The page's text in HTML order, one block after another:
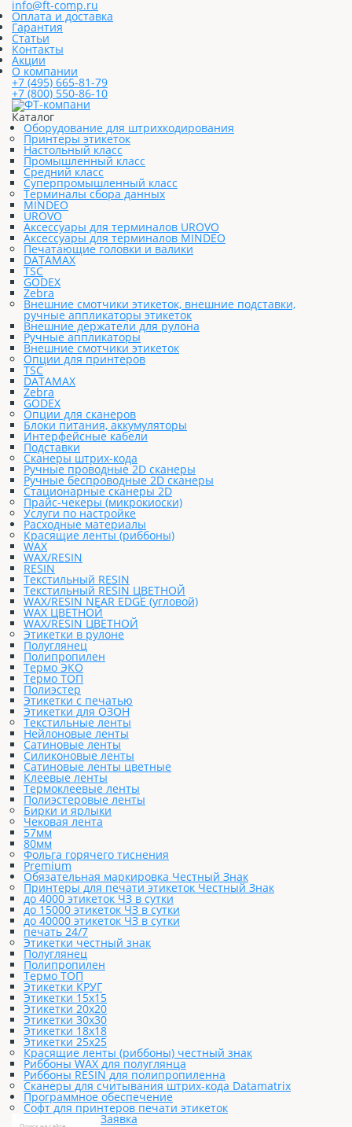
info@ft-comp.ru
Оплата и доставка
Гарантия
Статьи
Контакты
Акции
О компании
+7 (495) 665-81-79
+7 (800) 550-86-10
Каталог
Оборудование для штрихкодирования
Принтеры этикеток
Настольный класс
Промышленный класс
Средний класс
Суперпромышленный класс
Терминалы сбора данных
MINDEO
UROVO
Аксессуары для терминалов UROVO
Аксессуары для терминалов MINDEO
Печатающие головки и валики
DATAMAX
TSC
GODEX
Zebra
Внешние смотчики этикеток, внешние подставки,
ручные аппликаторы этикеток
Внешние держатели для рулона
Ручные аппликаторы
Внешние смотчики этикеток
Опции для принтеров
TSC
DATAMAX
Zebra
GODEX
Опции для сканеров
Блоки питания, аккумуляторы
Интерфейсные кабели
Подставки
Сканеры штрих-кода
Ручные проводные 2D сканеры
Ручные беспроводные 2D сканеры
Стационарные сканеры 2D
Прайс-чекеры (микрокиоски)
Услуги по настройке
Расходные материалы
Красящие ленты (риббоны)
WAX
WAX/RESIN
RESIN
Текстильный RESIN
Текстильный RESIN ЦВЕТНОЙ
WAX/RESIN NEAR EDGE (угловой)
WAX ЦВЕТНОЙ
WAX/RESIN ЦВЕТНОЙ
Этикетки в рулоне
Полуглянец
Полипропилен
Термо ЭКО
Термо ТОП
Полиэстер
Этикетки с печатью
Этикетки для ОЗОН
Текстильные ленты
Нейлоновые ленты
Сатиновые ленты
Силиконовые ленты
Сатиновые ленты цветные
Клеевые ленты
Термоклеевые ленты
Полиэстеровые ленты
Бирки и ярлыки
Чековая лента
57мм
80мм
Фольга горячего тиснения
Premium
Обязательная маркировка Честный Знак
Принтеры для печати этикеток Честный Знак
до 4000 этикеток ЧЗ в сутки
до 15000 этикеток ЧЗ в сутки
до 40000 этикеток ЧЗ в сутки
печать 24/7
Этикетки честный знак
Полуглянец
Полипропилен
Термо ТОП
Этикетки КРУГ
Этикетки 15х15
Этикетки 20х20
Этикетки 30х30
Этикетки 18х18
Этикетки 25х25
Красящие ленты (риббоны) честный знак
Риббоны WAX для полуглянца
Риббоны RESIN для полипропиленна
Сканеры для считывания штрих-кода Datamatrix
Программное обеспечение
Софт для принтеров печати этикеток
Заявка